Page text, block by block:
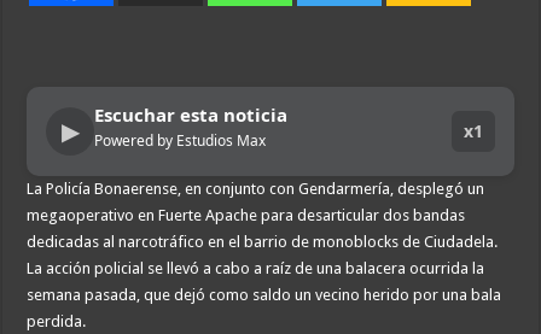
▶
Escuchar esta noticia
Powered by Estudios Max x1
La Policía Bonaerense, en conjunto con Gendarmería, desplegó un
megaoperativo en Fuerte Apache para desarticular dos bandas
dedicadas al narcotráfico en el barrio de monoblocks de Ciudadela.
La acción policial se llevó a cabo a raíz de una balacera ocurrida la
semana pasada, que dejó como saldo un vecino herido por una bala
perdida.